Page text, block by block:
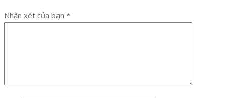
Nhận xét của bạn *